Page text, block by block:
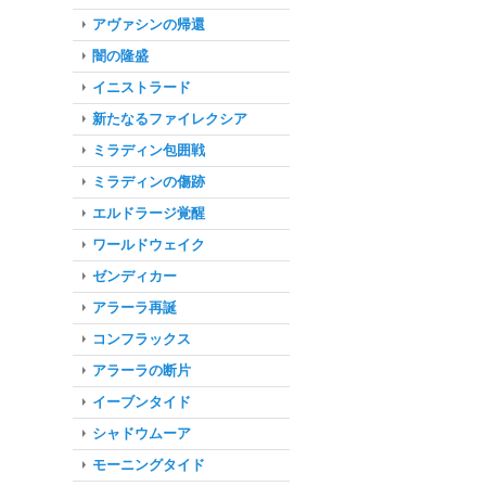
アヴァシンの帰還
闇の隆盛
イニストラード
新たなるファイレクシア
ミラディン包囲戦
ミラディンの傷跡
エルドラージ覚醒
ワールドウェイク
ゼンディカー
アラーラ再誕
コンフラックス
アラーラの断片
イーブンタイド
シャドウムーア
モーニングタイド